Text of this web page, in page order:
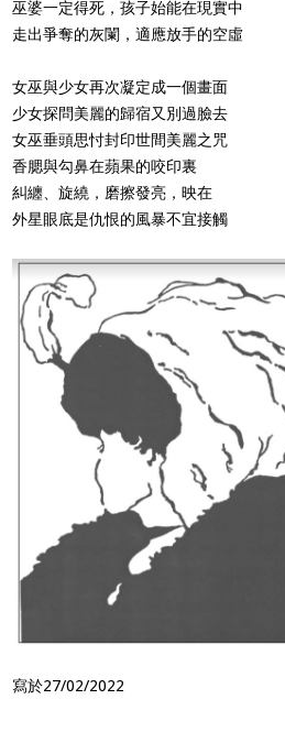
巫婆一定得死，孩子始能在現實中
走出爭奪的灰闌，適應放手的空虛
女巫與少女再次凝定成一個畫面
少女探問美麗的歸宿又別過臉去
女巫垂頭思忖封印世間美麗之咒
香腮與勾鼻在蘋果的咬印裏
糾纏、旋繞，磨擦發亮，映在
外星眼底是仇恨的風暴不宜接觸
寫於27/02/2022